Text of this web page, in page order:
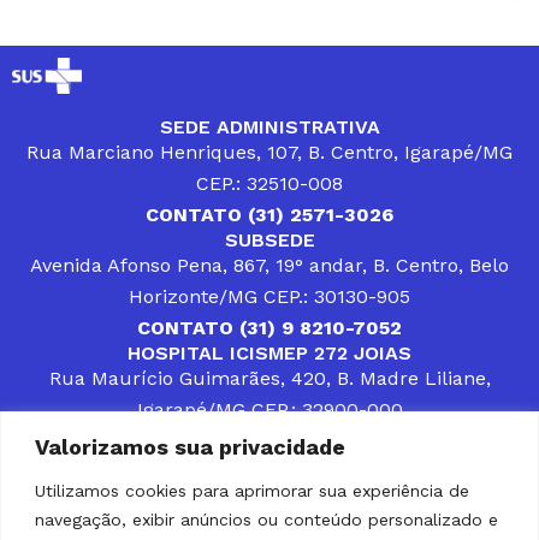
Valorizamos sua privacidade
Utilizamos cookies para aprimorar sua experiência de
navegação, exibir anúncios ou conteúdo personalizado e
SEDE ADMINISTRATIVA
Rua Marciano Henriques, 107, B. Centro, Igarapé/MG
CEP.: 32510-008
CONTATO (31) 2571-3026
SUBSEDE
Avenida Afonso Pena, 867, 19° andar, B. Centro, Belo
Horizonte/MG CEP.: 30130-905
CONTATO (31) 9 8210-7052
HOSPITAL ICISMEP 272 JOIAS
Rua Maurício Guimarães, 420, B. Madre Liliane,
Igarapé/MG CEP.: 32900-000
CONTATOS (31) 3512-4400 ou (31) 9 8309-8660
DESENVOLVER SOLUÇÕES, AÇÕES E SERVIÇOS
PÚBLICOS QUE COMPLEMENTEM A ASSISTÊNCIA À
POPULAÇÃO DA REGIÃO EM QUE ATUA, SENDO
PARCEIRO DOS MUNICÍPIOS CONSORCIADOS NA